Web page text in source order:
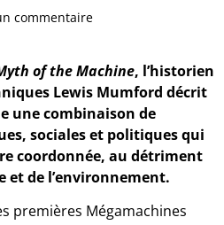
commentaire
of the Machine, l’historien
Lewis Mumford décrit
une combinaison de
sociales et politiques qui
coordonnée, au détriment
de l’environnement.
premières Mégamachines